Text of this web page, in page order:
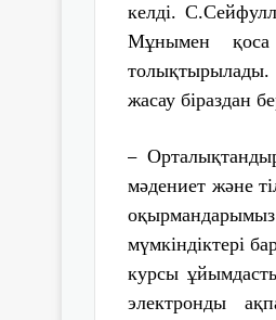
келді.
Мұнымен қоса
жасау біраздан
–
мәдениет және
мүмкіндіктері
курсы
электронды